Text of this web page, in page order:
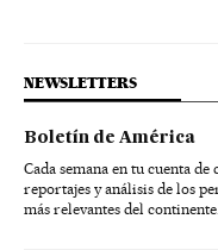
NEWSLETTERS
Boletín de América
Cada semana en tu cuenta
reportajes y análisis de los
más relevantes del continente.